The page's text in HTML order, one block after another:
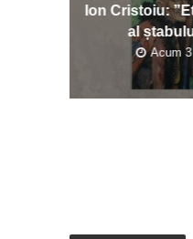
Ion Cristoiu:
al
Acum